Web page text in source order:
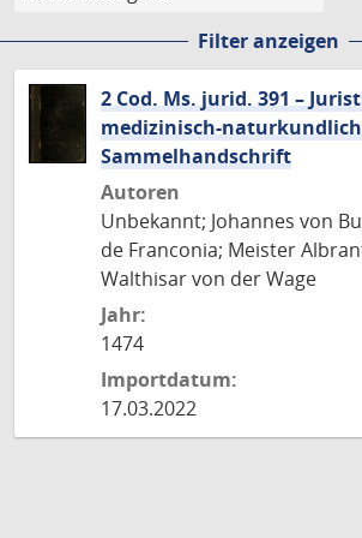
Filter anzeigen
2 Cod. Ms. jurid. 391 –
medizinisch-
Sammelhandschrift
Autoren
Unbekannt; Johannes von
de Franconia; Meister
Walthisar von der Wage
Jahr:
1474
Importdatum:
17.03.2022